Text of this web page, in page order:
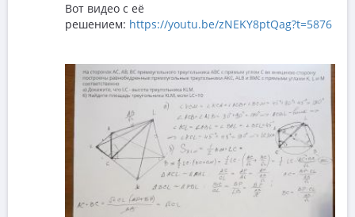
Вот видео с её
решением: https://youtu.be/zNEKY8ptQag?t=5876